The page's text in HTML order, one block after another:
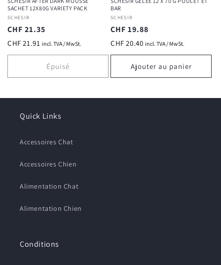
SACHET 12X80G VARIETY PACK
Fournisseur :
SCHESIR
Prix
habituel
CHF 21.35
CHF 21.91 incl. TVA / MwSt.
Épuisé
BAR
Fournisseur :
SCHESIR
Prix
habituel
CHF 19.88
CHF 20.40 incl. TVA / MwSt.
Ajouter au panier
Quick Links
Accessoires Chat
Accessoires Chien
Alimentation Chat
Alimentation Chien
Conditions